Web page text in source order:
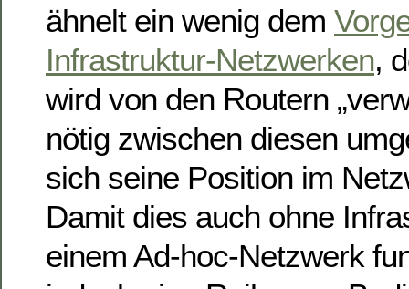
ähnelt ein wenig dem
Infrastruktur-Netzwerken,
wird von den Routern
nötig zwischen diesen
sich seine Position im
Damit dies auch ohne
einem Ad-hoc-Netzwerk